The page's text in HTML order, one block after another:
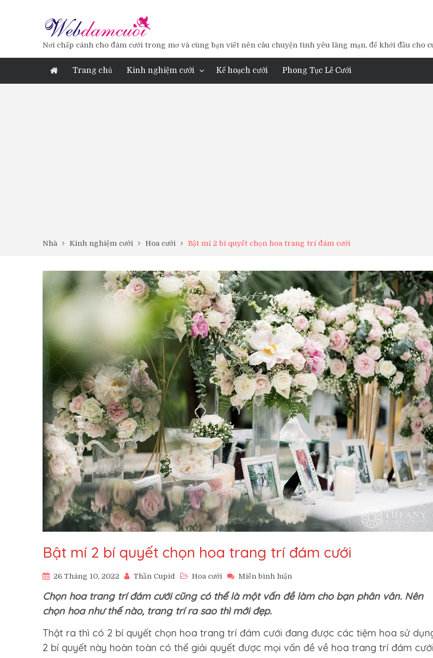
Nơi chấp cánh cho đám cưới trong mơ và cùng bạn viết nên câu chuyện tình yêu lãng mạn, để khởi đầu cho
Trang chủ Kinh nghiệm cưới Kế hoạch cưới Phong Tục Lễ Cưới
Nhà Kinh nghiệm cưới Hoa cưới Bật mí 2 bí quyết chọn hoa trang trí đám cưới
Bật mí 2 bí quyết chọn hoa trang trí đám cưới
26 Tháng 10, 2022 Thần Cupid Hoa cưới Miễn bình luận
mí
chọn
hoa
Chọn hoa trang trí đám cưới cũng có thể là một vấn đề làm cho bạn phân vân. Nên
chọn hoa như thế nào, trang trí ra sao thì mới đẹp.
Thật ra thì có 2 bí quyết chọn hoa trang trí đám cưới đang được các tiệm hoa sử
2 bí quyết này hoàn toàn có thể giải quyết được mọi vấn đề về hoa trang trí đám cưới